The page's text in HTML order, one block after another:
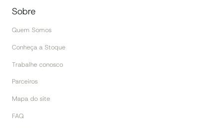
Sobre
Quem Somos
Conheça a Stoque
Trabalhe conosco
Parceiros
Mapa do site
FAQ